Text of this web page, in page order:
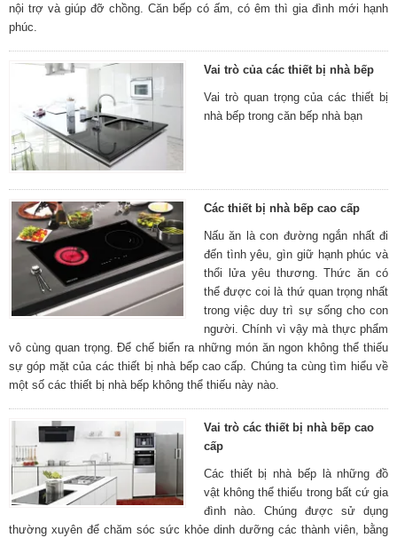
nội trợ và giúp đỡ chồng. Căn bếp có ấm, có êm thì gia đình mới hạnh
phúc.
Vai trò của các thiết bị nhà bếp
Vai trò quan trọng của các thiết bị
nhà bếp trong căn bếp nhà bạn
Các thiết bị nhà bếp cao cấp
Nấu ăn là con đường ngắn nhất đi
đến tình yêu, gìn giữ hạnh phúc và
thổi lửa yêu thương. Thức ăn có
thể được coi là thứ quan trọng nhất
trong việc duy trì sự sống cho con
người. Chính vì vậy mà thực phẩm
vô cùng quan trọng. Để chế biển ra những món ăn ngon không thể thiếu
sự góp mặt của các thiết bị nhà bếp cao cấp. Chúng ta cùng tìm hiểu về
một số các thiết bị nhà bếp không thể thiếu này nào.
Vai trò các thiết bị nhà bếp cao
cấp
Các thiết bị nhà bếp là những đồ
vật không thể thiếu trong bất cứ gia
đình nào. Chúng được sử dụng
thường xuyên để chăm sóc sức khỏe dinh dưỡng các thành viên, bằng